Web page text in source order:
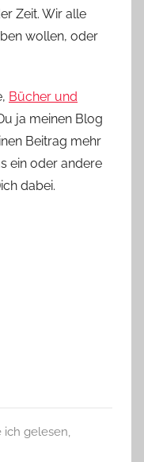
Zeit. Wir alle
wollen, oder
Bücher und
ja meinen Blog
Beitrag mehr
ein oder andere
dabei.
ich gelesen,